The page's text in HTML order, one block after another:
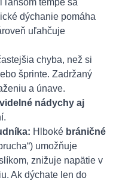
ľahšom tempe sa
dýchanie pomáha
uľahčuje
chyba, než si
šprinte. Zadržaný
a únave.
nádychy aj
Hlboké bráničné
umožňuje
znižuje napätie v
Ak dýchate len do